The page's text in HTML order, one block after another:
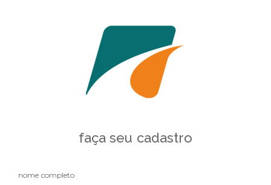
faça seu cadastro
nome completo